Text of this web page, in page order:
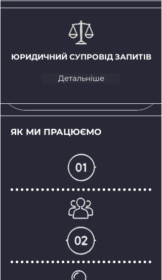
ЮРИДИЧНИЙ СУПРОВІД ЗАПИТІВ
Детальніше
ЯК МИ ПРАЦЮЄМО